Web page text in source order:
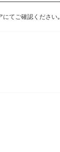
てご確認ください｡